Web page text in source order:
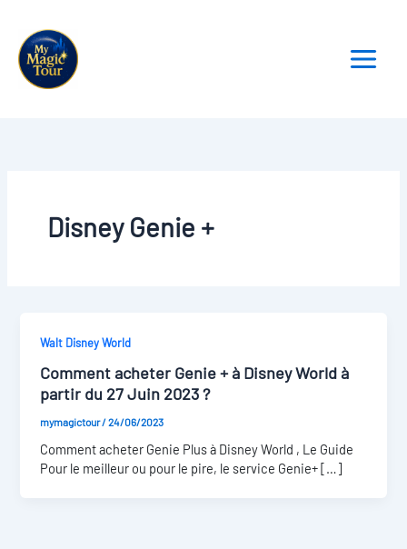
contenu
Disney Genie +
Walt Disney World
Comment acheter Genie + à Disney World à
partir du 27 Juin 2023 ?
mymagictour/24/06/2023
Comment acheter Genie Plus à Disney World , Le Guide
Pour le meilleur ou pour le pire, le service Genie+ […]